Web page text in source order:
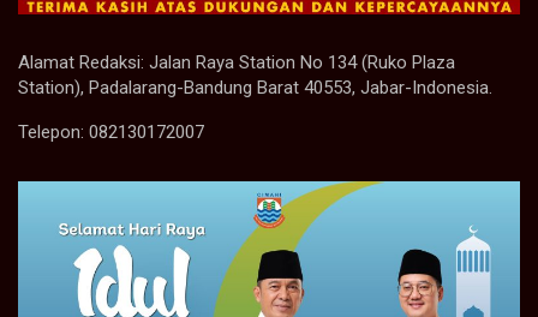
Alamat Redaksi: Jalan Raya Station No 134 (Ruko Plaza
Station), Padalarang-Bandung Barat 40553, Jabar-Indonesia.
Telepon: 082130172007